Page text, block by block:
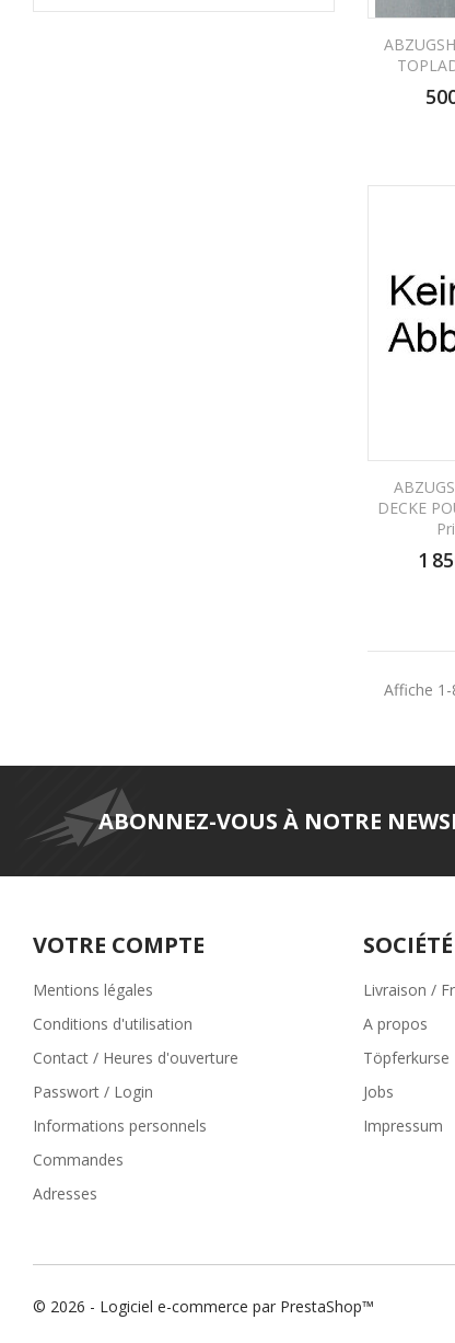
DECKE
1
Affiche
ABONNEZ-VOUS À NOTRE
VOTRE COMPTE
Mentions légales
Conditions d'utilisation
Contact / Heures d'ouverture
Passwort / Login
Informations personnels
Commandes
Adresses
SOCIÉTÉ
Livraison /
A propos
Töpferkurse
Jobs
Impressum
© 2026 - Logiciel e-commerce par PrestaShop™